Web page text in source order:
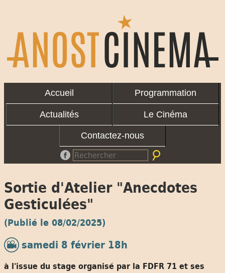
Accueil Programmation
Actualités Le Cinéma
Contactez-nous
Sortie d'Atelier "Anecdotes
Gesticulées"
(Publié le 08/02/2025)
samedi 8 février 18h
à l'issue du stage organisé par la FDFR 71 et ses